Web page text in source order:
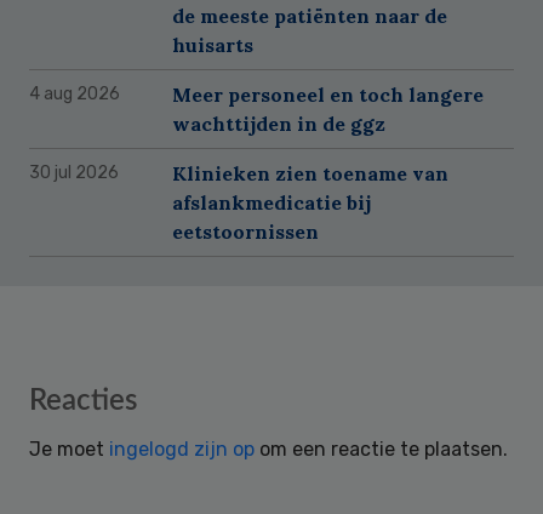
de meeste patiënten naar de
huisarts
4 aug 2026
Meer personeel en toch langere
wachttijden in de ggz
30 jul 2026
Klinieken zien toename van
afslankmedicatie bij
eetstoornissen
Reader
Reacties
Je moet ingelogd zijn op om een reactie te plaatsen.